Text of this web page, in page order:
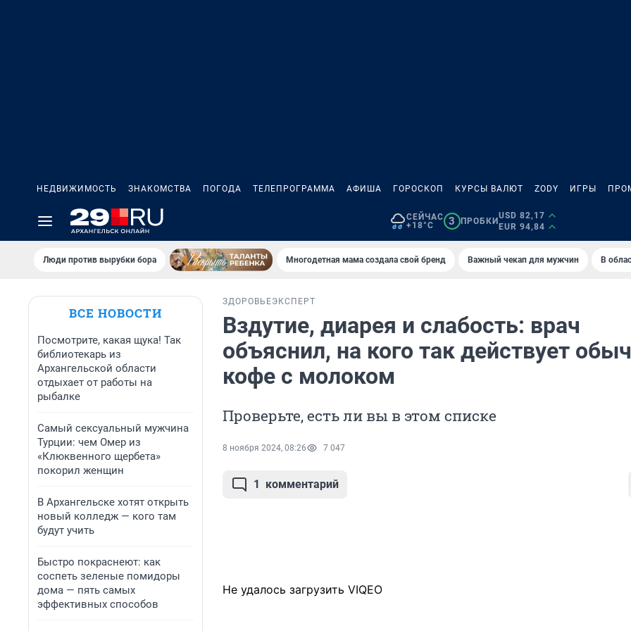
НЕДВИЖИМОСТЬ ЗНАКОМСТВА ПОГОДА ТЕЛЕПРОГРАММА АФИША ГОРОСКОП КУРСЫ ВАЛЮТ ZODY ИГРЫ
СЕЙЧАС
+18°C
3 ПРОБКИ
USD 82,17
EUR 94,84
Люди против вырубки бора Многодетная мама создала свой бренд Важный чекап для мужчин В
ВСЕ НОВОСТИ
Посмотрите, какая щука! Так
библиотекарь из
Архангельской области
отдыхает от работы на
рыбалке
Самый сексуальный мужчина
Турции: чем Омер из
«Клюквенного щербета»
покорил женщин
В Архангельске хотят открыть
новый колледж — кого там
будут учить
Быстро покраснеют: как
соспеть зеленые помидоры
дома — пять самых
эффективных способов
ЗДОРОВЬЕЭКСПЕРТ
Вздутие, диарея и слабость: врач
объяснил, на кого так действует
кофе с молоком
Проверьте, есть ли вы в этом списке
8 ноября 2024, 08:26 7 047
1 комментарий
Не удалось загрузить VIQEO